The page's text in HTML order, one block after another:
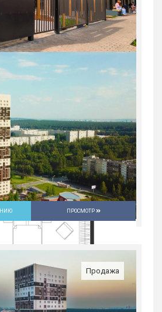
в Юго-Западном мкр
область,
35.1 м2
ПРОСМОТР
Продажа